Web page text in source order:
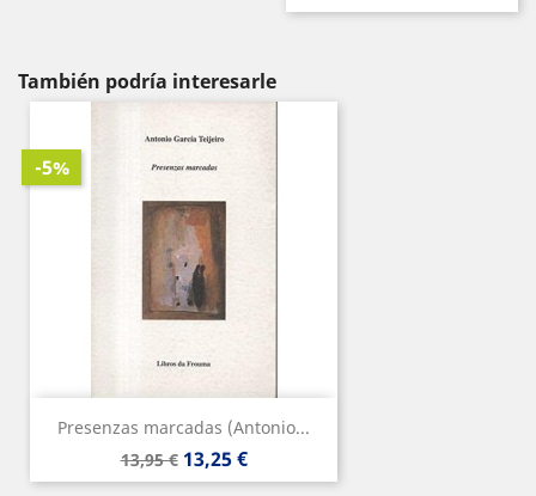
También podría interesarle
Presenzas marcadas (Antonio...
Precio
base
13,95 €
-5%
Precio
13,25 €